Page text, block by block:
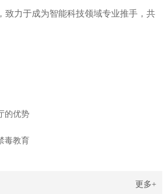
致力于成为智能科技领域专业推手，共
的优势
毒教育
更多+